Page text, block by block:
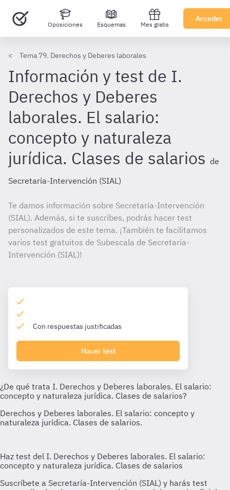
Oposiciones Esquemas Mes gratis
Acceder
Tema 79. Derechos y Deberes laborales
Información y test de I.
Derechos y Deberes
laborales. El salario:
concepto y naturaleza
jurídica. Clases de salarios de
Secretaría-Intervención (SIAL)
Te damos información sobre Secretaría-Intervención
(SIAL). Además, si te suscribes, podrás hacer test
personalizados de este tema. ¡También te facilitamos
varios test gratuitos de Subescala de Secretaría-
Intervención (SIAL)!
Con respuestas justificadas
Hacer test